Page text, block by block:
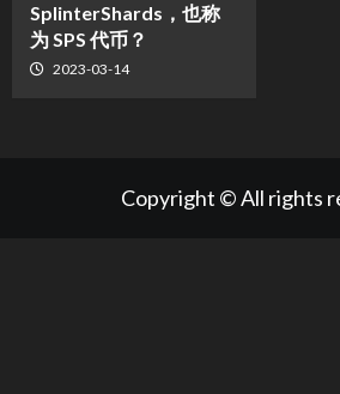
SplinterShards，也称
为 SPS 代币？
2023-03-14
Copyright © All rights